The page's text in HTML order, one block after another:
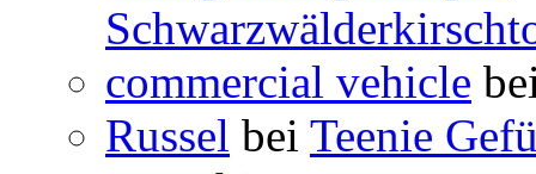
commercial vehicle
Russel bei Teenie